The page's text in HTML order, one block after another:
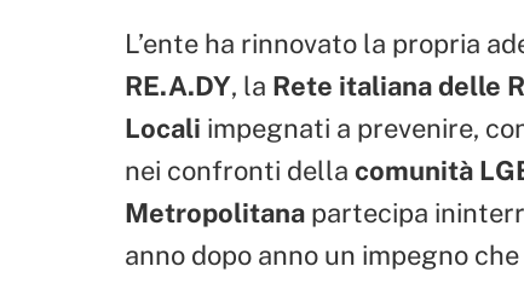
L’ente ha rinnovato la propria
RE.A.DY, la Rete italiana delle
Locali impegnati a prevenire,
nei confronti della comunità
Metropolitana partecipa
anno dopo anno un impegno